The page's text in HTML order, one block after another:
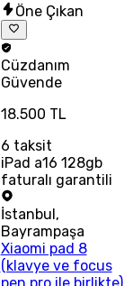
Öne Çıkan
Cüzdanım
Güvende
18.500 TL
6 taksit
iPad a16 128gb
faturalı garantili
İstanbul,
Bayrampaşa
Xiaomi pad 8
(klavye ve focus